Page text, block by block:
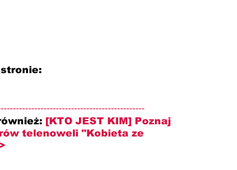
[KTO JEST KIM] Poznaj
telenoweli "Kobieta ze